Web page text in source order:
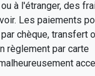
à l'étranger, des
Les paiements
chèque, transfert
règlement par carte